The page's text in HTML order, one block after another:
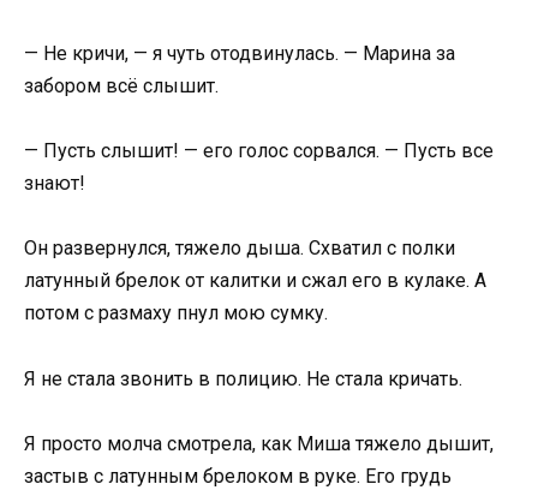
— Не кричи, — я чуть отодвинулась. — Марина за
забором всё слышит.
— Пусть слышит! — его голос сорвался. — Пусть все
знают!
Он развернулся, тяжело дыша. Схватил с полки
латунный брелок от калитки и сжал его в кулаке. А
потом с размаху пнул мою сумку.
Я не стала звонить в полицию. Не стала кричать.
Я просто молча смотрела, как Миша тяжело дышит,
застыв с латунным брелоком в руке. Его грудь